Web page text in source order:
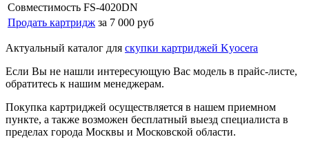
Совместимость FS-4020DN
Продать картридж за 7 000 руб
Актуальный каталог для скупки картриджей Kyocera
Если Вы не нашли интересующую Вас модель в прайс-листе,
обратитесь к нашим менеджерам.
Покупка картриджей осуществляется в нашем приемном
пункте, а также возможен бесплатный выезд специалиста в
пределах города Москвы и Московской области.